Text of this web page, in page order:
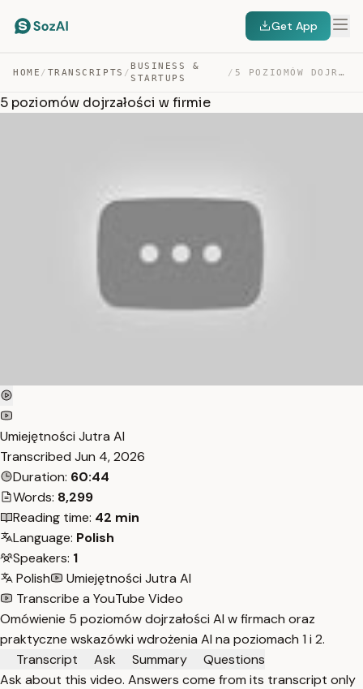
Get App
HOME / TRANSCRIPTS /
BUSINESS &
STARTUPS
/ 5 POZIOMÓW DOJRZAŁOŚCI W FIRMIE — TRANSCRIPT
5 poziomów dojrzałości w firmie
Umiejętności Jutra AI
Transcribed Jun 4, 2026
Duration: 60:44
Words: 8,299
Reading time: 42 min
Language: Polish
Speakers: 1
Polish
Umiejętności Jutra AI
Transcribe a YouTube Video
Omówienie 5 poziomów dojrzałości AI w firmach oraz
praktyczne wskazówki wdrożenia AI na poziomach 1 i 2.
Transcript
Ask Summary
Questions
Ask about this video. Answers come from its transcript only